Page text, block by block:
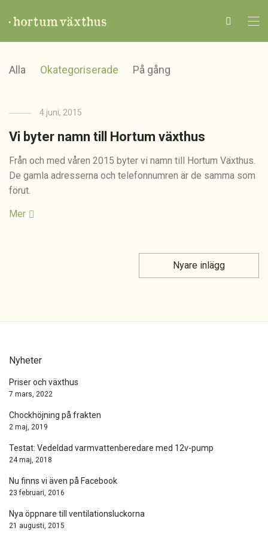
Alla Okategoriserade På gång
4 juni, 2015
Vi byter namn till Hortum växthus
Från och med våren 2015 byter vi namn till Hortum Växthus.
De gamla adresserna och telefonnumren är de samma som
förut.
Mer
Nyare inlägg
Nyheter
Priser och växthus
7 mars, 2022
Chockhöjning på frakten
2 maj, 2019
Testat: Vedeldad varmvattenberedare med 12v-pump
24 maj, 2018
Nu finns vi även på Facebook
23 februari, 2016
Nya öppnare till ventilationsluckorna
21 augusti, 2015